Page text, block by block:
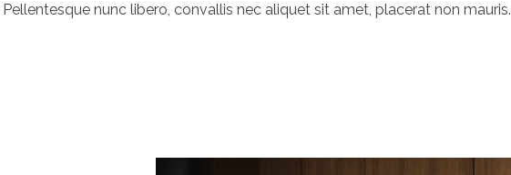
nunc libero, convallis nec aliquet sit amet, placerat non mauris.